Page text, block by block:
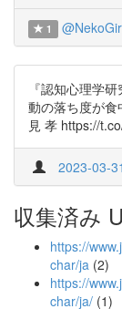
1
『認知心理学
動の落ち度が
見 孝 https://
2023-03-
収集済み
https://
char/ja (2)
https://
char/ja/ (1)